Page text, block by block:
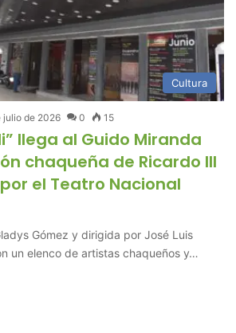
Cultura
julio de 2026 0 15
llega al Guido Miranda
chaqueña de Ricardo III
el Teatro Nacional
Gómez y dirigida por José Luis
un elenco de artistas chaqueños y…